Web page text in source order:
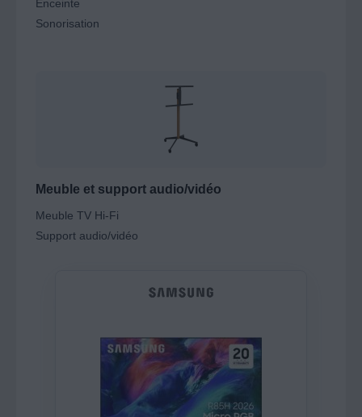
Enceinte
Sonorisation
Meuble et support audio/vidéo
Meuble TV Hi-Fi
Support audio/vidéo